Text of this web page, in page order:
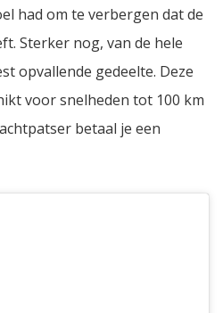
had om te verbergen dat de
Sterker nog, van de hele
opvallende gedeelte. Deze
voor snelheden tot 100 km
betaal je een